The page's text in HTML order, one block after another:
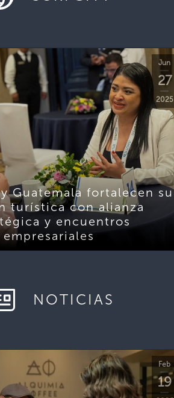
Jun
27
2025
Guatemala fortalecen su
turística con alianza
y encuentros
empresariales
NOTICIAS
Feb
19